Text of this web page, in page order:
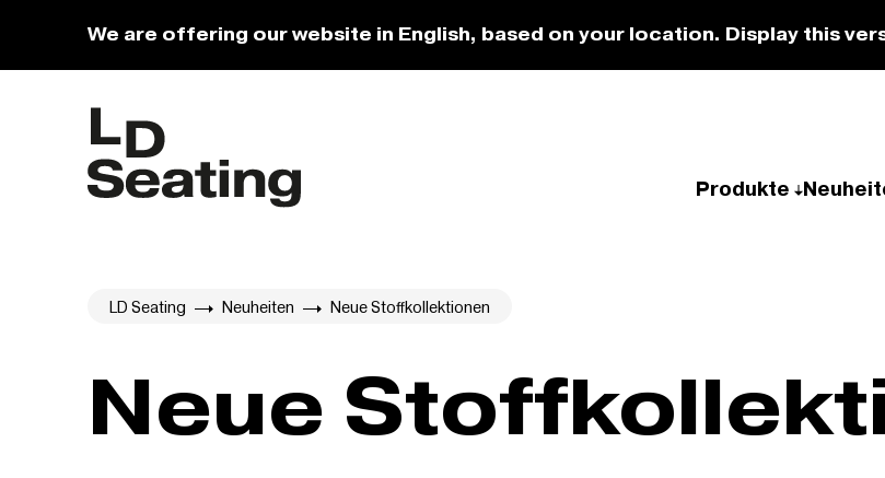
We are offering our website in English, based on your location. Display this
Produkte
LD Seating Neuheiten Neue Stoffkollektionen
Neue